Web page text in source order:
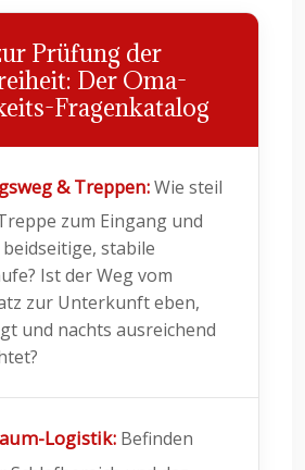
Prüfung der
Der Oma-
Fragenkatalog
& Treppen:Wie steil
zum Eingang und
stabile
Ist der Weg vom
zur Unterkunft eben,
und nachts ausreichend
Logistik: Befinden